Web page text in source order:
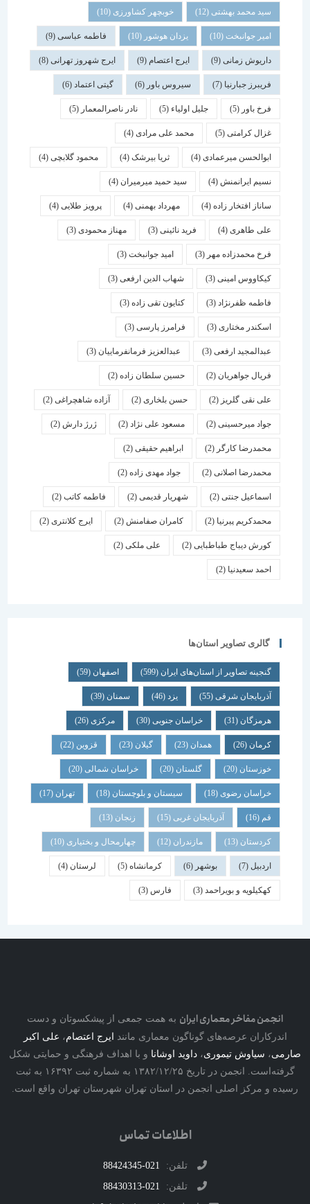
سید محمد بهشتی(12) خوبچهر کشاورزی(10)
امیر جوانبخت(10) یزدان هوشور(10) فاطمه عباسی(9)
داریوش زمانی(9) ایرج اعتصام(9) ایرج شهروز تهرانی(8)
فریبرز جبارنیا(7) سیروس باور(6) گیتی اعتماد(6)
فرخ باور(5) جلیل اولیاء(5) نادر ناصرالمعمار (5)
غزال کرامتی (5) محمد علی مرادی(4)
ابوالحسن میرعمادی(4) ثریا بیرشک(4) محمود گلابچی(4)
نسیم ایرانمنش(4) سید حمید میرمیران(4)
ساناز افتخار زاده(4) مهرداد بهمنی(4) پرویز طلایی(4)
علی طاهری(4) فرید نائینی(3) مهناز محمودی(3)
فرخ محمدزاده مهر(3) امید جوانبخت(3)
کیکاووس امینی(3) شهاب الدین ارفعی(3)
فاطمه ظفرنژاد(3) کتایون تقی زاده(3)
اسكندر مختاری (3) فرامرز پارسی(3)
عبدالمجید ارفعی(3) عبدالعزیز فرمانفرماییان(3)
فریال جواهریان(2) حسین سلطان زاده(2)
علی نقی گلریز(2) حسن بلخاری(2) آزاده شاهچراغی(2)
جواد میرحسینی (2) مسعود علی نژاد(2) ژرژ دارش (2)
محمدرضا کارگر(2) ابراهیم حقیقی(2)
محمدرضا اصلانی(2) جواد مهدی زاده(2)
اسماعیل جنتی(2) شهریار قدیمی(2) فاطمه کاتب(2)
محمدکریم پیرنیا (2) کامران صفامنش(2) ایرج کلانتری (2)
کورش دیباج طباطبایی(2) علی ملکی(2)
احمد سعیدنیا (2)
گالری تصاویر استان‌ها
گنجینه تصاویر از استان‌های ایران(599) اصفهان (59)
آذربایجان شرقی(55) یزد سمنان (39)
هرمزگان(31) خراسان جنوبی(30) مرکزی (26)
همدان گیلان قزوین
خوزستان(20) گلستان (20) خراسان شمالی(20)
خراسان رضوی(18) سیستان و بلوچستان(18) تهران
آذربایجان غربی(15) زنجان
کردستان(13) مازندران(12) چهارمحال و بختیاری (10)
بوشهر کرمانشاه(5) لرستان (4)
کهکیلویه و بویراحمد(3) فارس
انجمن مفاخر معماری ایرانبه همت جمعی از پیشکسوتان و دست
عرصه‌های گوناگون معماری مانندایرج اعتصام،علی اکبر
،سیاوش تیموری،داوید اوشانا و با اهداف فرهنگی و حمایتی شکل
گرفته‌است. انجمن در تاریخ ۱۳۸۲/۱۲/۲۵ به شماره ثبت ۱۶۳۹۲ به ثبت
و مرکز اصلی انجمن در استان تهران شهرستان تهران واقع است.
اطلاعات تماس
تلفن:
021-88424345
تلفن:
021-88430313